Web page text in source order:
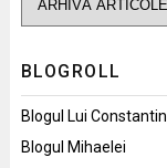
BLOGROLL
Blogul Lui Constantin
Blogul Mihaelei